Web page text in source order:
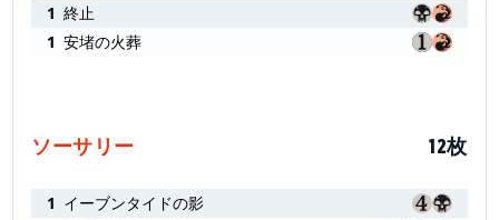
1 終止
1 安堵の火葬
ソーサリー 12枚
1 イーブンタイドの影